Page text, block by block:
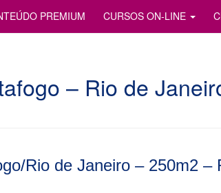
PREMIUM CURSOS ON-LINE
– Rio de
Rio de Janeiro – 250m2 –